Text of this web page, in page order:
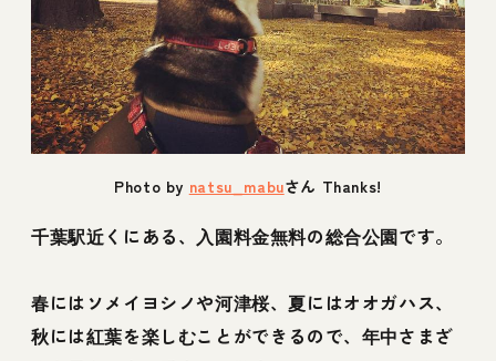
Photo by natsu_mabuさん Thanks!
千葉駅近くにある、入園料金無料の総合公園です。
春にはソメイヨシノや河津桜、夏にはオオガハス、
秋には紅葉を楽しむことができるので、年中さまざ